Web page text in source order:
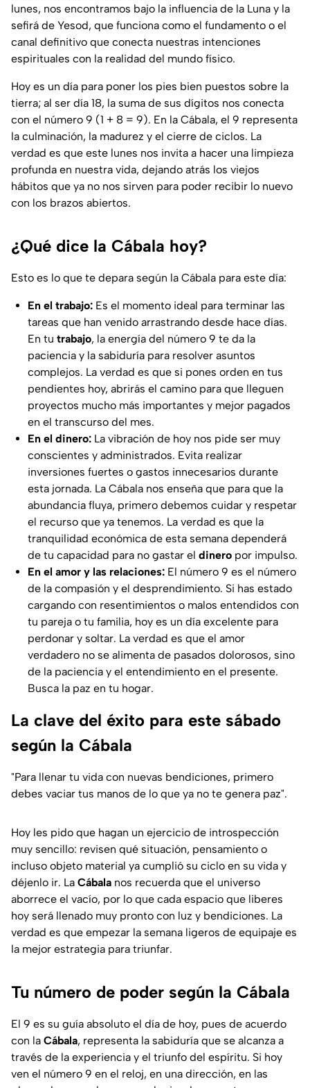
lunes, nos encontramos bajo la influencia de la Luna y la
sefirá de Yesod, que funciona como el fundamento o el
canal definitivo que conecta nuestras intenciones
espirituales con la realidad del mundo físico.
Hoy es un día para poner los pies bien puestos sobre la
tierra; al ser día 18, la suma de sus dígitos nos conecta
con el número 9 (1 + 8 = 9). En la Cábala, el 9 representa
la culminación, la madurez y el cierre de ciclos. La
verdad es que este lunes nos invita a hacer una limpieza
profunda en nuestra vida, dejando atrás los viejos
hábitos que ya no nos sirven para poder recibir lo nuevo
con los brazos abiertos.
¿Qué dice la Cábala hoy?
Esto es lo que te depara según la Cábala para este día:
En el trabajo: Es el momento ideal para terminar las
tareas que han venido arrastrando desde hace días.
En tu trabajo, la energía del número 9 te da la
paciencia y la sabiduría para resolver asuntos
complejos. La verdad es que si pones orden en tus
pendientes hoy, abrirás el camino para que lleguen
proyectos mucho más importantes y mejor pagados
en el transcurso del mes.
En el dinero: La vibración de hoy nos pide ser muy
conscientes y administrados. Evita realizar
inversiones fuertes o gastos innecesarios durante
esta jornada. La Cábala nos enseña que para que la
abundancia fluya, primero debemos cuidar y respetar
el recurso que ya tenemos. La verdad es que la
tranquilidad económica de esta semana dependerá
de tu capacidad para no gastar el dinero por impulso.
En el amor y las relaciones: El número 9 es el número
de la compasión y el desprendimiento. Si has estado
cargando con resentimientos o malos entendidos con
tu pareja o tu familia, hoy es un día excelente para
perdonar y soltar. La verdad es que el amor
verdadero no se alimenta de pasados dolorosos, sino
de la paciencia y el entendimiento en el presente.
Busca la paz en tu hogar.
La clave del éxito para este sábado
según la Cábala
"Para llenar tu vida con nuevas bendiciones, primero
debes vaciar tus manos de lo que ya no te genera paz".
Hoy les pido que hagan un ejercicio de introspección
muy sencillo: revisen qué situación, pensamiento o
incluso objeto material ya cumplió su ciclo en su vida y
déjenlo ir. La Cábala nos recuerda que el universo
aborrece el vacío, por lo que cada espacio que liberes
hoy será llenado muy pronto con luz y bendiciones. La
verdad es que empezar la semana ligeros de equipaje es
la mejor estrategia para triunfar.
Tu número de poder según la Cábala
El 9 es su guía absoluto el día de hoy, pues de acuerdo
con la Cábala, representa la sabiduría que se alcanza a
través de la experiencia y el triunfo del espíritu. Si hoy
ven el número 9 en el reloj, en una dirección, en las